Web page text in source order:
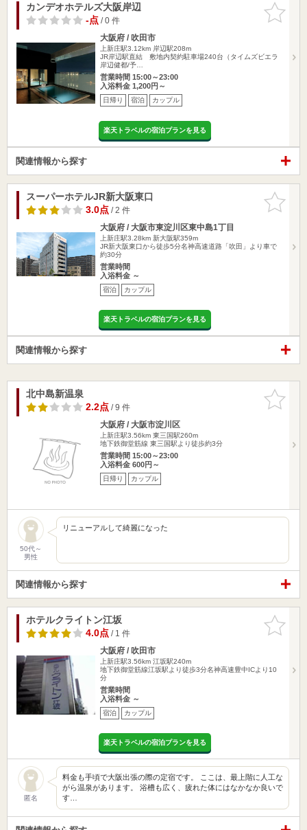
お気に入
りに追加
カンデオホテルズ大阪岸辺
-点/ 0 件
大阪府 / 吹田市
上新庄駅3.12km 岸辺駅208m
JR岸辺駅直結 敷地内契約駐車場240台（タイムズビエラ
岸辺健都/予…
営業時間 15:00～23:00
入浴料金 1,200円～
日帰り 宿泊 カップル
楽天トラベルの宿泊プランを見る
関連情報から探す
お気に入
りに追加
スーパーホテルJR新大阪東口
3.0点/ 2 件
大阪府 / 大阪市東淀川区東中島1丁目
上新庄駅3.28km 新大阪駅359m
JR新大阪東口から徒歩5分名神高速道路「吹田」より車で
約30分
営業時間
入浴料金 ～
宿泊 カップル
楽天トラベルの宿泊プランを見る
関連情報から探す
お気に入
りに追加
北中島新温泉
2.2点/ 9 件
大阪府 / 大阪市淀川区
上新庄駅3.56km 東三国駅260m
地下鉄御堂筋線 東三国駅より徒歩約3分
営業時間 15:00～23:00
入浴料金 600円～
日帰り カップル
50代～
男性
リニューアルして綺麗になった
関連情報から探す
お気に入
りに追加
ホテルクライトン江坂
4.0点/ 1 件
大阪府 / 吹田市
上新庄駅3.56km 江坂駅240m
地下鉄御堂筋線江坂駅より徒歩3分名神高速豊中ICより10
分
営業時間
入浴料金 ～
宿泊 カップル
楽天トラベルの宿泊プランを見る
匿名
料金も手頃で大阪出張の際の定宿です。 ここは、最上階に人工な
がら温泉があります。 浴槽も広く、疲れた体にはなかなか良いで
す…